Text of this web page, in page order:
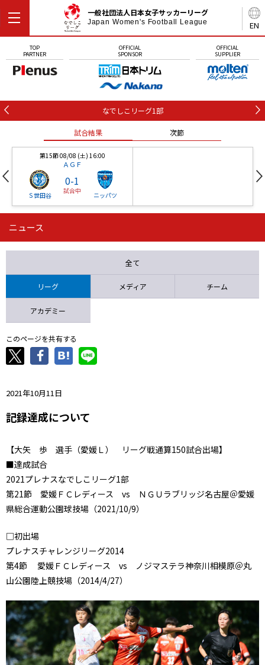
EN
一般社団法人日本女子サッカーリーグ
Japan Women's Football League
TOP
PARTNER
OFFICIAL
SPONSOR
OFFICIAL
SUPPLIER
なでしこリーグ1部
試合結果 次節
第15節 08/08 (土) 16:00
ＡＧＦ
Ｓ世田谷
0-1
試合中
ニッパツ
第16節 09/05 (土) 15:00
ニッパツ 石人の星
ニュース
全て
リーグ メディア チーム
アカデミー
このページを共有する
2021年10月11日
記録達成について
【大矢 歩 選手 （愛媛Ｌ） リーグ戦通算150試合出場】
■達成試合
2021プレナスなでしこリーグ1部
第21節 愛媛ＦＣレディース vs ＮＧＵラブリッジ名古屋＠愛媛
県総合運動公園球技場 （2021/10/9）
□初出場
プレナスチャレンジリーグ2014
第4節 愛媛ＦＣレディース vs ノジマステラ神奈川相模原＠丸
山公園陸上競技場（2014/4/27）